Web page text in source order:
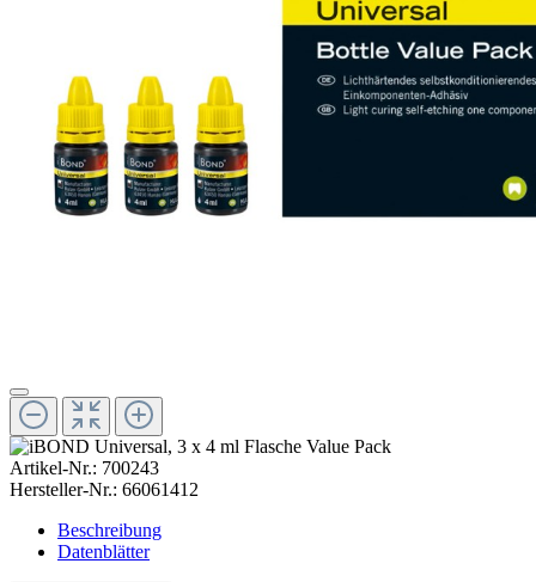
Artikel-Nr.: 700243
Hersteller-Nr.: 66061412
Beschreibung
Datenblätter